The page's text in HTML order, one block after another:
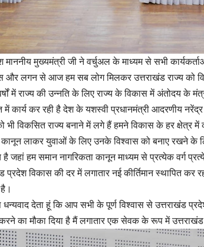
माननीय मुख्यमंत्री जी ने वर्चुअल के माध्यम से सभी
और लगन से आज हम सब लोग मिलकर उत्तराखंड राज्य को
में राज्य की उन्नति के लिए राज्य के विकास में अंतोदय के
में कार्य कर रही है देश के यशस्वी प्रधानमंत्री आदरणीय
भी विकसित राज्य बनाने में लगे हैं हमने विकास के हर क्षेत्र
कानून लाकर युवाओं के लिए उनके विश्वास को बनाए रखने के
है जहां हम समान नागरिकता कानून माध्यम से प्रत्येक वर्ग
विकास की दर में लगातार नई कीर्तिमान स्थापित कर
धन्यवाद देता हूं कि आप सभी के पूर्ण विश्वास से उत्तराखंड
का मौका दिया है मैं लगातार एक सेवक के रूप में उत्तराखंड